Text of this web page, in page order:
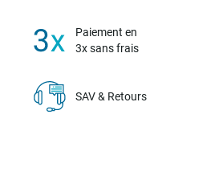
Paiement en
3x sans frais
SAV & Retours